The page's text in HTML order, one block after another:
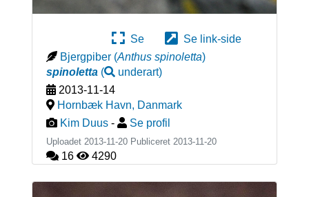
Se
Se link-side
Bjergpiber (Anthus spinoletta)
spinoletta( underart)
2013-11-14
Hornbæk Havn, Danmark
Kim Duus - Se profil
Uploadet 2013-11-20 Publiceret 2013-11-20
16 4290